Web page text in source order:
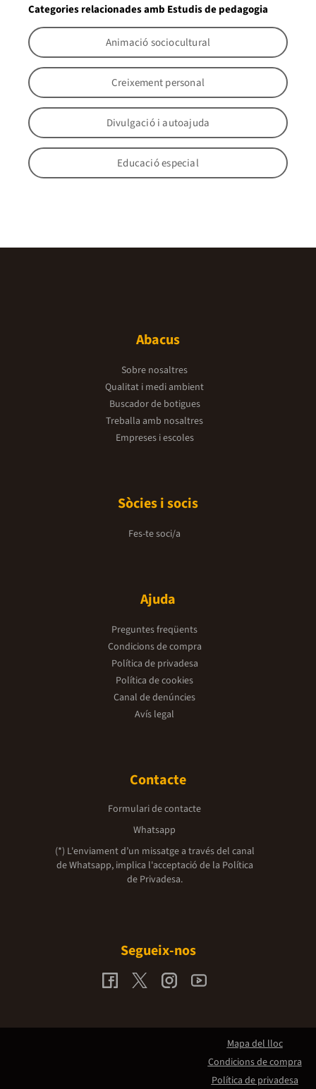
Categories relacionades amb Estudis de pedagogia
Animació sociocultural
Creixement personal
Divulgació i autoajuda
Educació especial
Abacus
Sobre nosaltres
Qualitat i medi ambient
Buscador de botigues
Treballa amb nosaltres
Empreses i escoles
Sòcies i socis
Fes-te soci/a
Ajuda
Preguntes freqüents
Condicions de compra
Política de privadesa
Política de cookies
Canal de denúncies
Avís legal
Contacte
Formulari de contacte
Whatsapp
(*) L'enviament d’un missatge a través del canal
de Whatsapp, implica l'acceptació de la Política
de Privadesa.
Segueix-nos
Mapa del lloc
Condicions de compra
Política de privadesa